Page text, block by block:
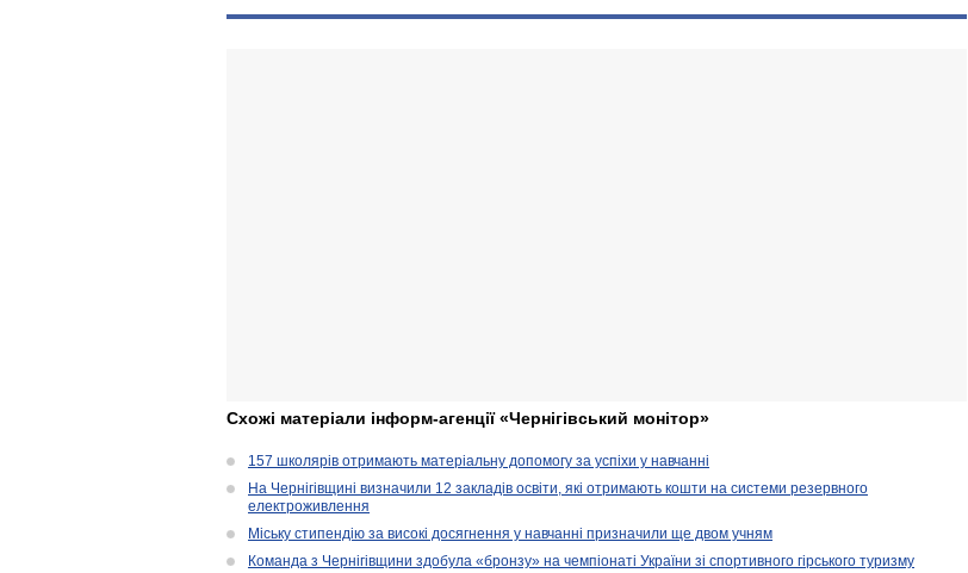
Схожі матеріали інформ-агенції «Чернігівський монітор»
157 школярів отримають матеріальну допомогу за успіхи у навчанні
На Чернігівщині визначили 12 закладів освіти, які отримають кошти на системи резервного
електроживлення
Міську стипендію за високі досягнення у навчанні призначили ще двом учням
Команда з Чернігівщини здобула «бронзу» на чемпіонаті України зі спортивного гірського туризму